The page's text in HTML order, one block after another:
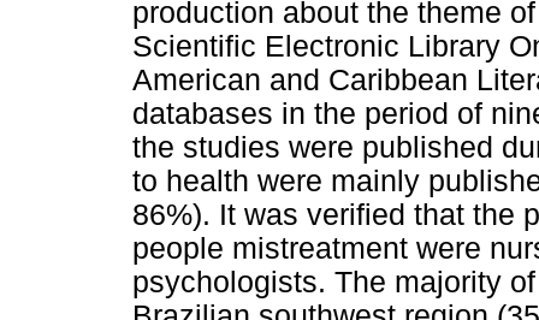
production about the theme
Scientific Electronic Library
American and Caribbean
databases in the period of
the studies were published
to health were mainly
86%). It was verified that the
people mistreatment were
psychologists. The majority